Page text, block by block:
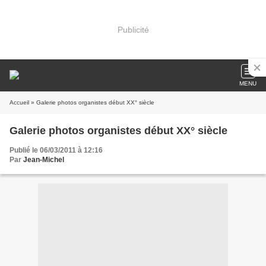
Publicité
MENU
Accueil » Galerie photos organistes début XX° siècle
Galerie photos organistes début XX° siècle
Publié le 06/03/2011 à 12:16
Par Jean-Michel